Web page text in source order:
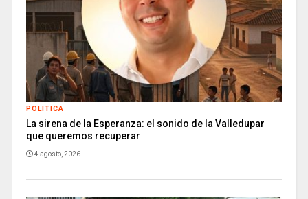
POLITICA
La sirena de la Esperanza: el sonido de la Valledupar
que queremos recuperar
4 agosto, 2026